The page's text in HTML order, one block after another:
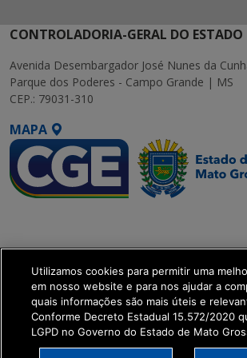
CONTROLADORIA-GERAL DO ESTADO
Avenida Desembargador José Nunes da
Parque dos Poderes - Campo Grande | MS
CEP.: 79031-310
MAPA
get_footer();
Utilizamos cookies para permitir uma
em nosso website e para nos ajudar a
quais informações são mais úteis e
Conforme Decreto Estadual 15.572/2020
LGPD no Governo do Estado de Mato